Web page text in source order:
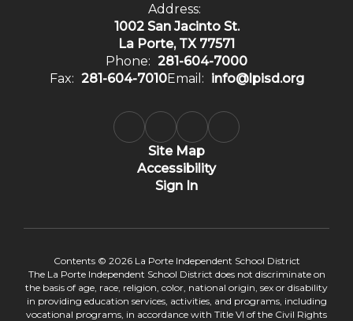
Address:
1002 San Jacinto St.
La Porte, TX 77571
Phone: 281-604-7000
Fax: 281-604-7010Email: info@lpisd.org
Site Map
Accessibility
Sign In
Contents © 2026 La Porte Independent School District
The La Porte Independent School District does not discriminate on
the basis of age, race, religion, color, national origin, sex or disability
in providing education services, activities, and programs, including
vocational programs, in accordance with Title VI of the Civil Rights